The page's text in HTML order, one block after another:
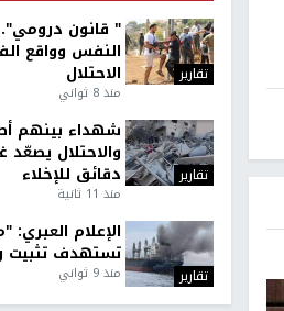
تقارير
" قانون
النفس وواقع
الاحتلال
منذ 8 ثواني
تقارير
شهداء بينهم
والاحتلال يصعّد
دقائق للإخلاء
منذ 11 ثانية
تقارير
الإعلام
تستهدف تثبيت
منذ 9 ثواني